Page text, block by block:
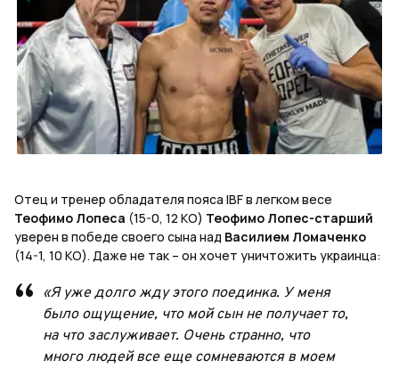
Отец и тренер обладателя пояса IBFв легком весе
Теофимо Лопеса (15-0, 12 КО) Теофимо Лопес-старший
уверен в победе своего сына над Василием Ломаченко
(14-1, 10 КО). Даже не так – он хочет уничтожить украинца:
«Я уже долго жду этого поединка. У меня
было ощущение, что мой сын не получает то,
на что заслуживает. Очень странно, что
много людей все еще сомневаются в моем